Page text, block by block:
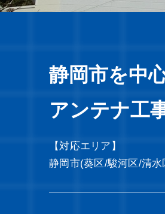
静岡市を中
アンテナ工
【対応エリア】
静岡市(葵区/駿河区/清水